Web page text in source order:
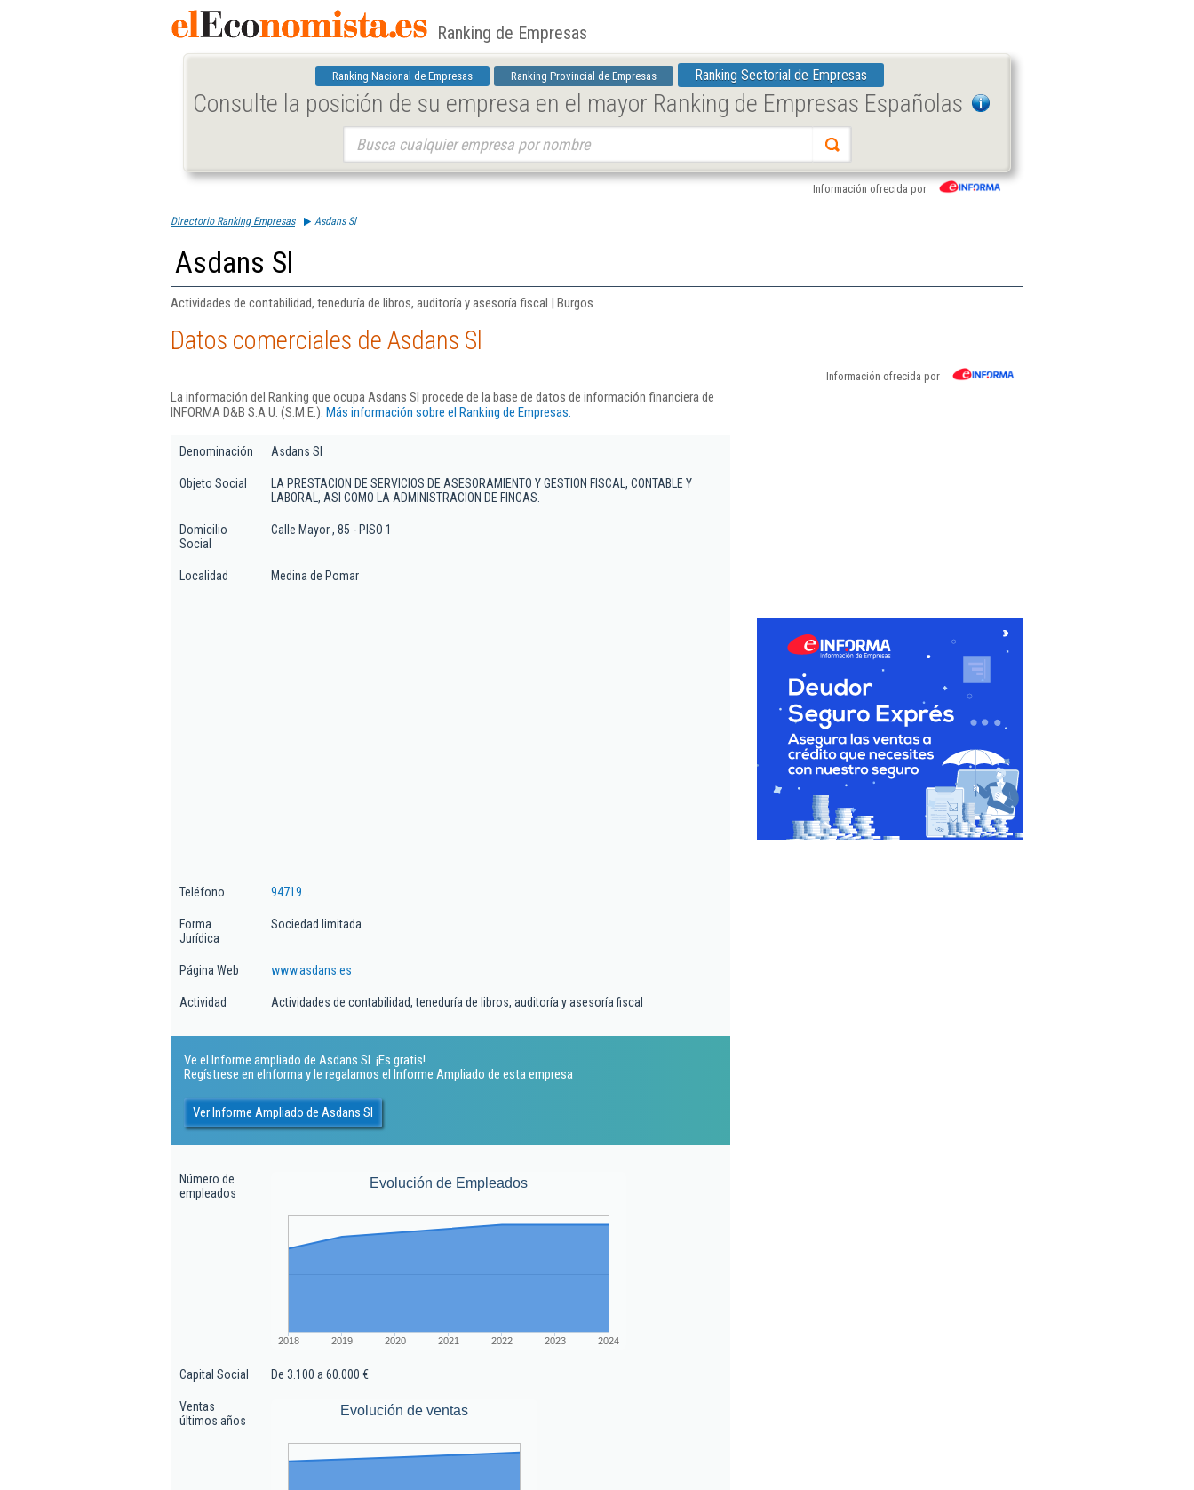
Ranking de Empresas
Ranking Nacional de Empresas Ranking Provincial de Empresas Ranking Sectorial de Empresas
Consulte la posición de su empresa en el mayor Ranking de Empresas Españolas
Información ofrecida por
Directorio Ranking Empresas Asdans Sl
Asdans Sl
Actividades de contabilidad, teneduría de libros, auditoría y asesoría fiscal | Burgos
Datos comerciales de Asdans Sl
Información ofrecida por
La información del Ranking que ocupa Asdans Sl procede de la base de datos de información financiera de
INFORMA D&B S.A.U. (S.M.E.). Más información sobre el Ranking de Empresas.
Denominación Asdans Sl
Objeto Social
LA PRESTACION DE SERVICIOS DE ASESORAMIENTO Y GESTION FISCAL, CONTABLE Y
LABORAL, ASI COMO LA ADMINISTRACION DE FINCAS.
Domicilio
Social
Calle Mayor , 85 - PISO 1
Localidad Medina de Pomar
Teléfono 94719...
Forma
Jurídica
Sociedad limitada
Página Web www.asdans.es
Actividad Actividades de contabilidad, teneduría de libros, auditoría y asesoría fiscal
Ve el Informe ampliado de Asdans Sl. ¡Es gratis!
Regístrese en eInforma y le regalamos el Informe Ampliado de esta empresa
Ver Informe Ampliado de Asdans Sl
Número de
empleados
Evolución de Empleados
2018 2019 2020 2021 2022 2023 2024
Capital Social De 3.100 a 60.000 €
Ventas
últimos años
Evolución de ventas